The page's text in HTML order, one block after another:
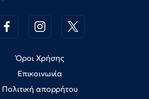
Όροι Χρήσης
Επικοινωνία
Πολιτική απορρήτου